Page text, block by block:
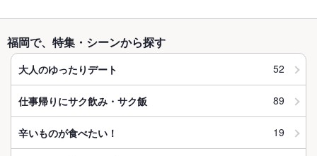
福岡で、特集・シーンから探す
大人のゆったりデート 52
仕事帰りにサク飲み・サク飯 89
辛いものが食べたい！ 19